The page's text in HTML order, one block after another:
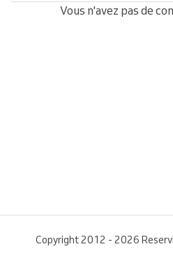
Vous n'avez pas de
Copyright 2012 - 2026